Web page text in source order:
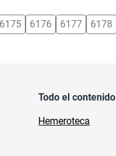
6176 6177 6178
Todo el contenido
Hemeroteca